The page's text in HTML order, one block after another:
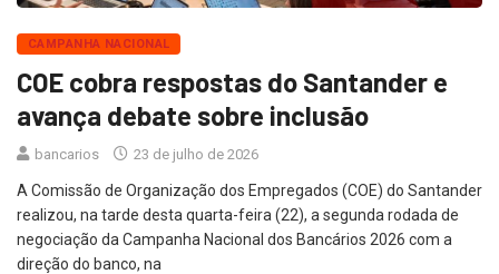
CAMPANHA NACIONAL
COE cobra respostas do Santander e
avança debate sobre inclusão
bancarios 23 de julho de 2026
A Comissão de Organização dos Empregados (COE) do Santander
realizou, na tarde desta quarta-feira (22), a segunda rodada de
negociação da Campanha Nacional dos Bancários 2026 com a
direção do banco, na